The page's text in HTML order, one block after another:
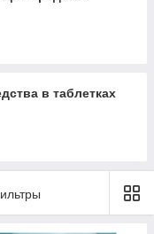
в таблетках